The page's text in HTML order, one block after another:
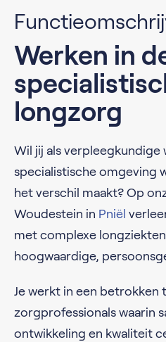
Werken in
longzorg
Wil jij als verpleegkundige
specialistische omgeving
het verschil maakt? Op
Woudestein in Pniël
met complexe
hoogwaardige,
Je werkt in een betrokken
zorgprofessionals waarin
ontwikkeling en kwaliteit